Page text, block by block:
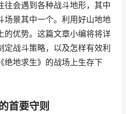
往会遇到各种战斗地形，其中
场景其中一个。利用好山地地
的优势。这篇文章小编将将详
战斗策略，以及怎样有效利
绝地求生》的战场上生存下
首要守则